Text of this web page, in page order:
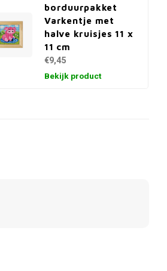
borduurpakket
Varkentje met
halve kruisjes 11 x
11 cm
€9,45
Bekijk product